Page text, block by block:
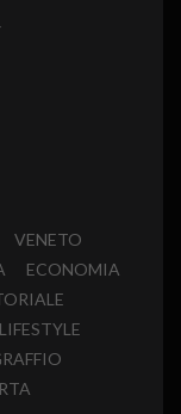
VENETO
ECONOMIA